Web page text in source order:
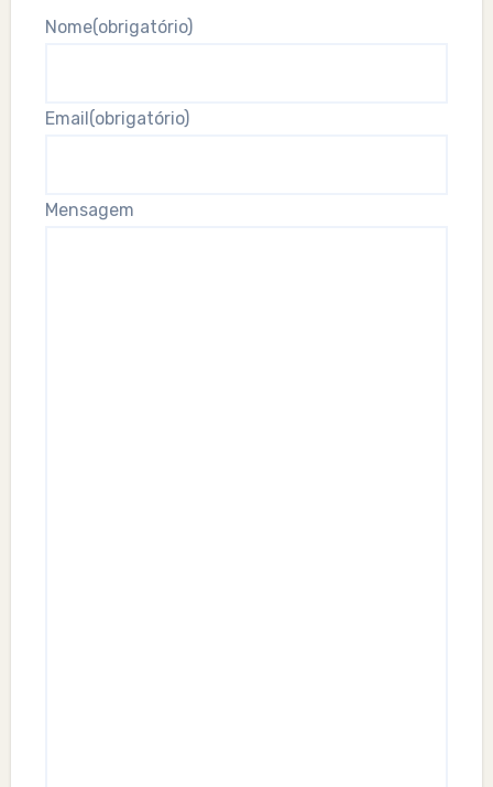
Nome(obrigatório)
Email (obrigatório)
Mensagem